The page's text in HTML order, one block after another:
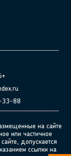
33-88
на сайте
или частичное
допускается
ссылки на